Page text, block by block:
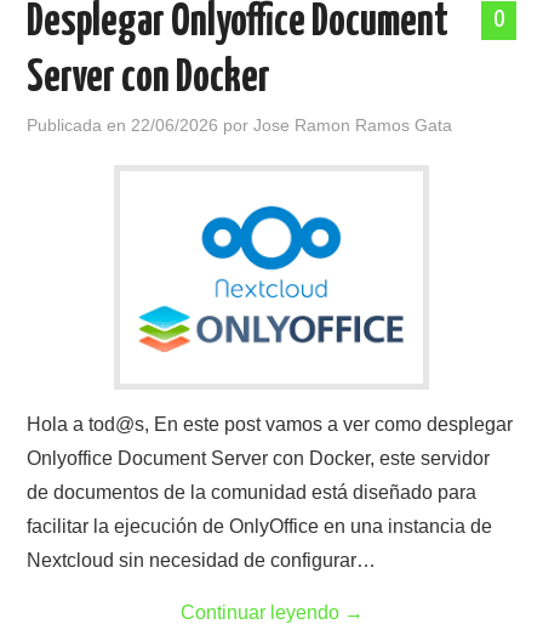
POLÍTICA DE PRIVACIDAD
0
Desplegar Onlyoffice Document
Server con Docker
Publicada en 22/06/2026 porJose Ramon Ramos Gata
Hola a tod@s, En este post vamos a ver como desplegar
Onlyoffice Document Server con Docker, este servidor
de documentos de la comunidad está diseñado para
facilitar la ejecución de OnlyOffice en una instancia de
Nextcloud sin necesidad de configurar…
Continuar leyendo →